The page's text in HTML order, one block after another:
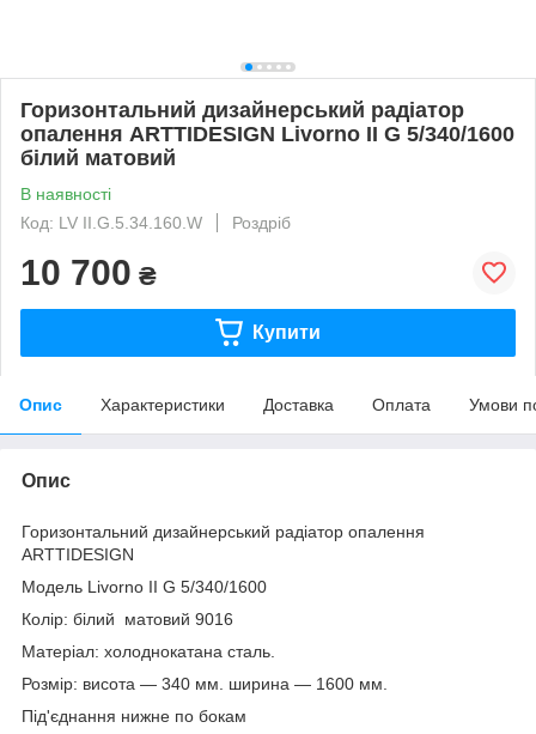
Горизонтальний дизайнерський радіатор
опалення ARTTIDESIGN Livorno II G 5/340/1600
білий матовий
В наявності
Код: LV II.G.5.34.160.W
Роздріб
10 700 ₴
Купити
Опис Характеристики Доставка Оплата Умови
Опис
Горизонтальний дизайнерський радіатор опалення
ARTTIDESIGN
Модель Livorno II G 5/340/1600
Колір: білий матовий 9016
Матеріал: холоднокатана сталь.
Розмір: висота — 340 мм. ширина — 1600 мм.
Під'єднання нижне по бокам